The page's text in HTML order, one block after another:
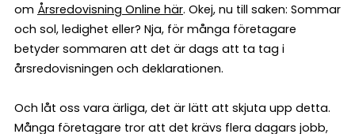
om Årsredovisning Online här. Okej, nu till saken: Sommar
och sol, ledighet eller? Nja, för många företagare
betyder sommaren att det är dags att ta tag i
årsredovisningen och deklarationen.
Och låt oss vara ärliga, det är lätt att skjuta upp detta.
Många företagare tror att det krävs flera dagars jobb,